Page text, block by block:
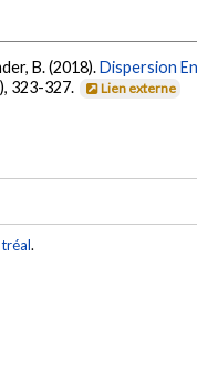
B. (2018).Dispersion
323-327. Lien externe
.